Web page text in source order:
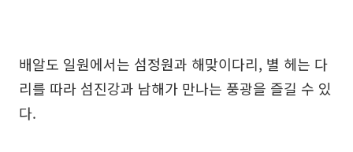
배알도 일원에서는 섬정원과 해맞이다리, 별 헤는 다
리를 따라 섬진강과 남해가 만나는 풍광을 즐길 수 있
다.